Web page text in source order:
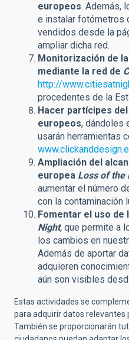
europeos. Además,
e instalar fotómetros
vendidos desde la
ampliar dicha red.
Monitorización de
mediante la red de
http://
procedentes de la
Hacer partícipes
europeos, dándoles
usarán herramientas
Ampliación del
europea Loss of the
aumentar el número
con la contaminación
Fomentar el uso de
Night, que permite a
los cambios en
Además de aportar
adquieren
aún son visibles
Estas actividades se
para adquirir datos relevantes
También se proporcionarán